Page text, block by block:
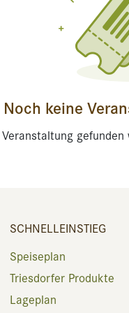
Noch keine
SCHNELLEINSTIEG
Speiseplan
Triesdorfer Produkte
Lageplan